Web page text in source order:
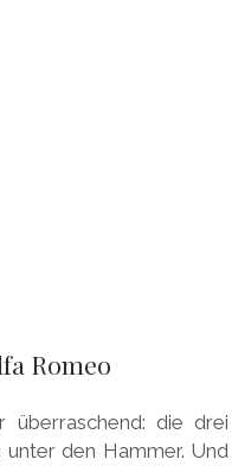
Romeo
die drei
den Hammer. Und